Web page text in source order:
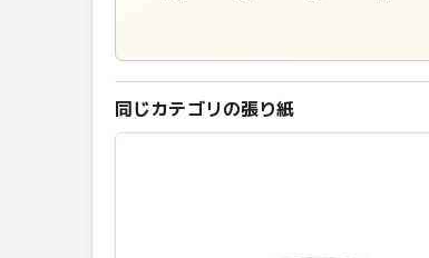
同じカテゴリの張り紙